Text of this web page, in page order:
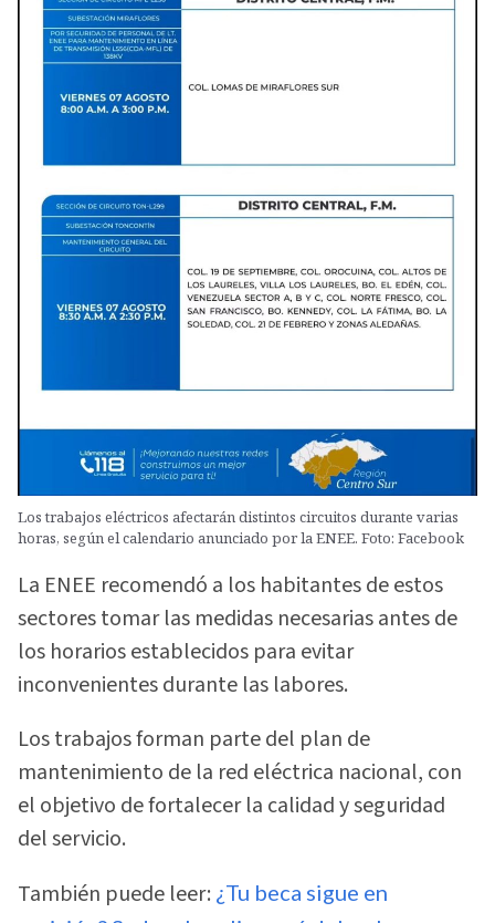
Los trabajos eléctricos afectarán distintos circuitos durante varias
horas, según el calendario anunciado por la ENEE. Foto: Facebook
La ENEE recomendó a los habitantes de estos
sectores tomar las medidas necesarias antes de
los horarios establecidos para evitar
inconvenientes durante las labores.
Los trabajos forman parte del plan de
mantenimiento de la red eléctrica nacional, con
el objetivo de fortalecer la calidad y seguridad
del servicio.
También puede leer: ¿Tu beca sigue en